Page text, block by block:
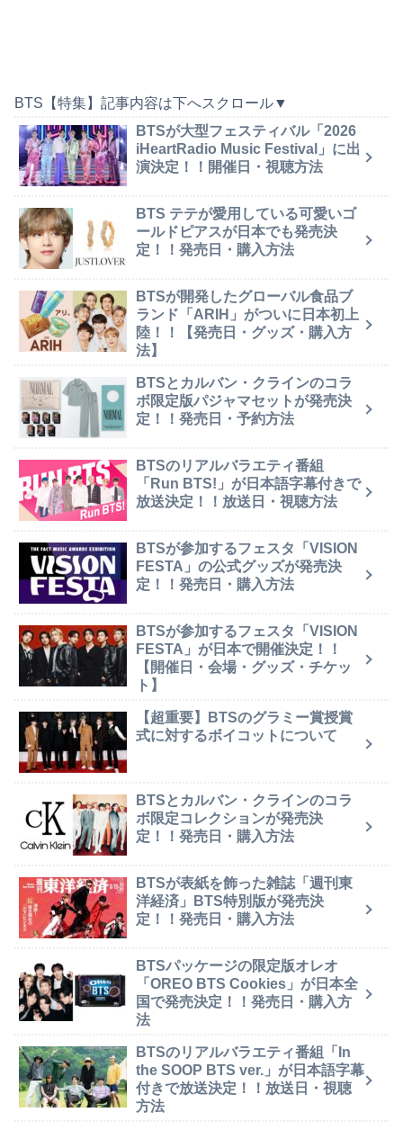
BTS【特集】記事内容は下へスクロール▼
BTSが大型フェスティバル「2026
iHeartRadio Music Festival」に出
演決定！！開催日・視聴方法
BTS テテが愛用している可愛いゴ
ールドピアスが日本でも発売決
定！！発売日・購入方法
BTSが開発したグローバル食品ブ
ランド「ARIH」がついに日本初上
陸！！【発売日・グッズ・購入方
法】
BTSとカルバン・クラインのコラ
ボ限定版パジャマセットが発売決
定！！発売日・予約方法
BTSのリアルバラエティ番組
「Run BTS!」が日本語字幕付きで
放送決定！！放送日・視聴方法
BTSが参加するフェスタ「VISION
FESTA」の公式グッズが発売決
定！！発売日・購入方法
BTSが参加するフェスタ「VISION
FESTA」が日本で開催決定！！
【開催日・会場・グッズ・チケッ
ト】
【超重要】BTSのグラミー賞授賞
式に対するボイコットについて
BTSとカルバン・クラインのコラ
ボ限定コレクションが発売決
定！！発売日・購入方法
BTSが表紙を飾った雑誌「週刊東
洋経済」BTS特別版が発売決
定！！発売日・購入方法
BTSパッケージの限定版オレオ
「OREO BTS Cookies」が日本全
国で発売決定！！発売日・購入方
法
BTSのリアルバラエティ番組「In
the SOOP BTS ver.」が日本語字幕
付きで放送決定！！放送日・視聴
方法